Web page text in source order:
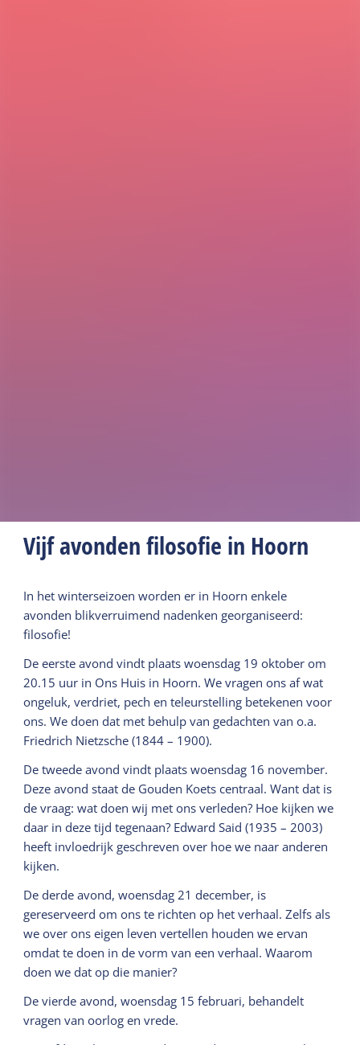
Vijf avonden filosofie in Hoorn
In het winterseizoen worden er in Hoorn enkele
avonden blikverruimend nadenken georganiseerd:
filosofie!
De eerste avond vindt plaats woensdag 19 oktober om
20.15 uur in Ons Huis in Hoorn. We vragen ons af wat
ongeluk, verdriet, pech en teleurstelling betekenen voor
ons. We doen dat met behulp van gedachten van o.a.
Friedrich Nietzsche (1844 – 1900).
De tweede avond vindt plaats woensdag 16 november.
Deze avond staat de Gouden Koets centraal. Want dat is
de vraag: wat doen wij met ons verleden? Hoe kijken we
daar in deze tijd tegenaan? Edward Said (1935 – 2003)
heeft invloedrijk geschreven over hoe we naar anderen
kijken.
De derde avond, woensdag 21 december, is
gereserveerd om ons te richten op het verhaal. Zelfs als
we over ons eigen leven vertellen houden we ervan
omdat te doen in de vorm van een verhaal. Waarom
doen we dat op die manier?
De vierde avond, woensdag 15 februari, behandelt
vragen van oorlog en vrede.